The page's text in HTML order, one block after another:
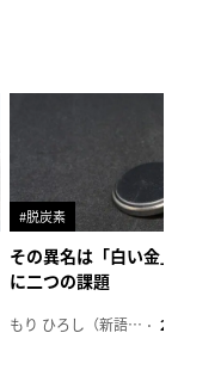
#脱炭素
その異名は「白い金」、リ
に二つの課題
もり ひろし（新語ウォッチャー） 2023年7